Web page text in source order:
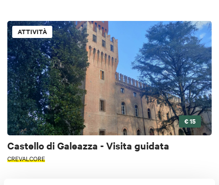
ATTIVITÀ
€ 15
Castello di Galeazza - Visita guidata
CREVALCORE